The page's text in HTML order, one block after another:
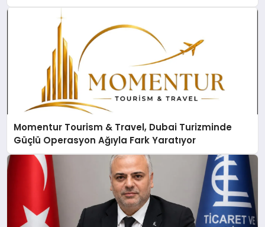
Momentur Tourism & Travel, Dubai Turizminde
Güçlü Operasyon Ağıyla Fark Yaratıyor